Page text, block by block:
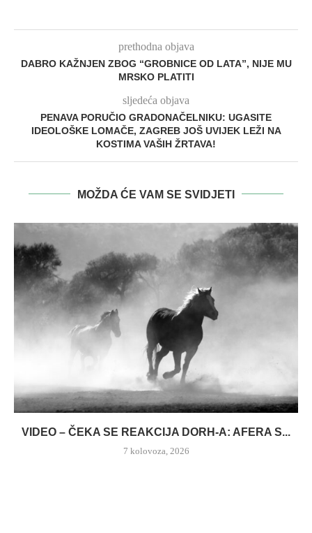
prethodna objava
DABRO KAŽNJEN ZBOG “GROBNICE OD LATA”, NIJE MU
MRSKO PLATITI
sljedeća objava
PENAVA PORUČIO GRADONAČELNIKU: UGASITE
IDEOLOŠKE LOMAČE, ZAGREB JOŠ UVIJEK LEŽI NA
KOSTIMA VAŠIH ŽRTAVA!
MOŽDA ĆE VAM SE SVIDJETI
VIDEO – ČEKA SE REAKCIJA DORH-A: AFERA S...
7 kolovoza, 2026